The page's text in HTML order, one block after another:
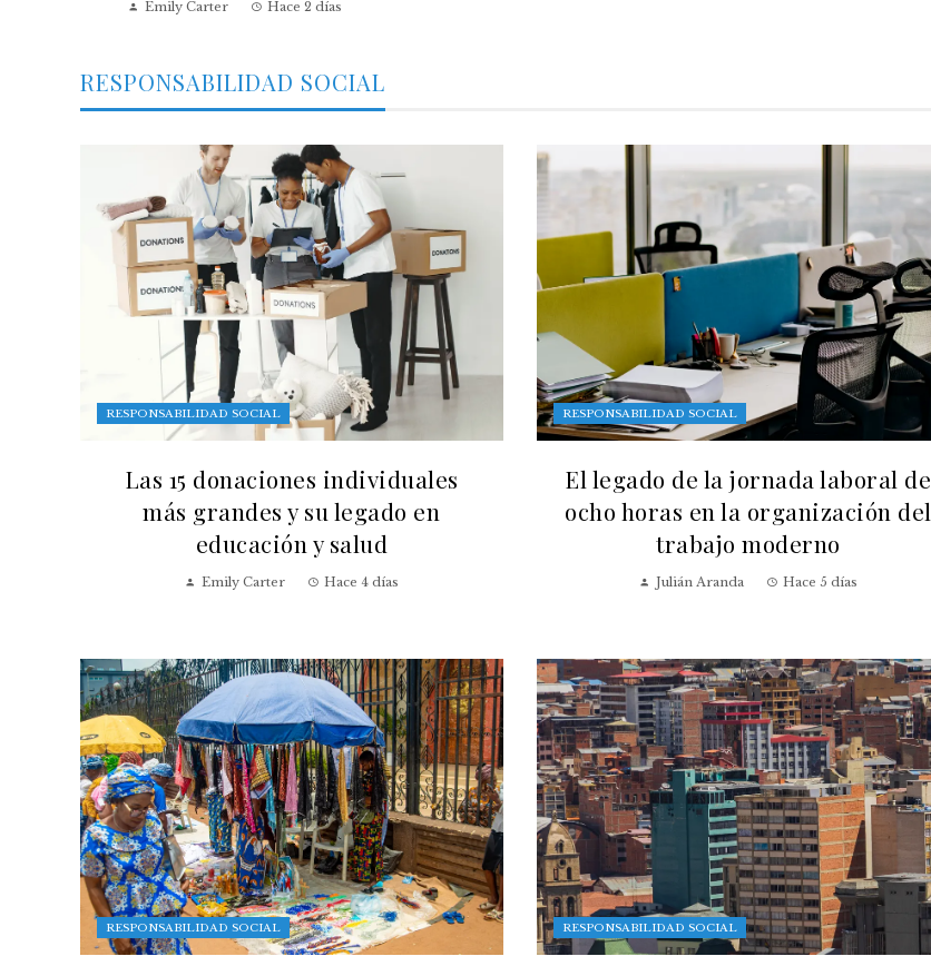
Emily Carter Hace 2 días
RESPONSABILIDAD SOCIAL
RESPONSABILIDAD SOCIAL
Las 15 donaciones individuales
más grandes y su legado en
educación y salud
Emily Carter Hace 4 días
RESPONSABILIDAD SOCIAL
El legado de la jornada laboral de
ocho horas en la organización del
trabajo moderno
Julián Aranda Hace 5 días
RESPONSABILIDAD SOCIAL RESPONSABILIDAD SOCIAL